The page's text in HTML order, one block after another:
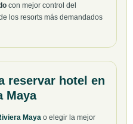
con mejor control del
los resorts más demandados
reservar hotel en
Maya
Maya o elegir la mejor